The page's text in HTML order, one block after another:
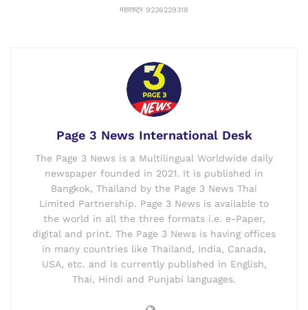
महाराष्ट्र 9226229318
Page 3 News International Desk
The Page 3 News is a Multilingual Worldwide daily
newspaper founded in 2021. It is published in
Bangkok, Thailand by the Page 3 News Thai
Limited Partnership. Page 3 News is available to
the world in all the three formats i.e. e-Paper,
digital and print. The Page 3 News is having offices
in many countries like Thailand, India, Canada,
USA, etc. and is currently published in English,
Thai, Hindi and Punjabi languages.